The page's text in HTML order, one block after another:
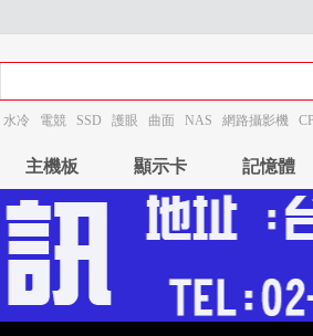
水冷 電競 SSD 護眼 曲面 NAS 網路攝影機
主機板 顯示卡 記憶體